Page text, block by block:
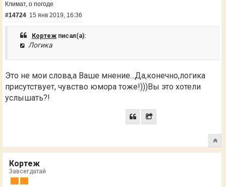
Климат, о погоде
#14724 15 янв 2019, 16:36
Кортеж писал(а):
Логика
Это не мои слова,а Ваше мнение...Да,конечно,логика
присутствует, чувство юмора тоже!)))Вы это хотели
услышать?!
Кортеж
Завсегдатай